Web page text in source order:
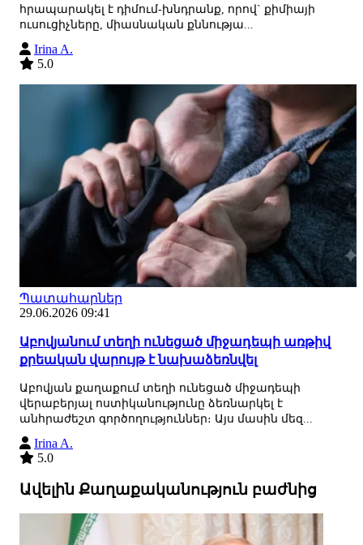
հրապարակել է դիմում-խնդրանք, որով` քիմիայի
ուսուցիչները, միասնական քննությա...
Irina A.
5.0
Պատահարներ
29.06.2026 09:41
Աբովյանում տեղի ունեցած միջադեպի առթիվ
քրեական վարույթ է նախաձեռնվել
Աբովյան քաղաքում տեղի ունեցած միջադեպի
վերաբերյալ ոստիկանությունը ձեռնարկել է
անհրաժեշտ գործողություններ։ Այս մասին մեզ...
Irina A.
5.0
Ավելին Քաղաքականություն բաժնից